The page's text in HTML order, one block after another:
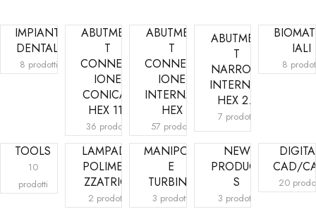
IMPIANTI
DENTALI
8 prodotti
ABUTMEN
T
CONNESS
IONE
CONICAL
HEX 11°
36 prodotti
ABUTMEN
T
CONNESS
IONE
INTERNAL
HEX
57 prodotti
ABUTMEN
T
NARROW
INTERNAL
HEX 2.1
7 prodotti
IALI
8
TOOLS
10
prodotti
LAMPADE
POLIMERI
ZZATRICI
2 prodotti
MANIPOLI
E
TURBINE
3 prodotti
NEW
PRODUCT
S
3 prodotti
CAD/
20